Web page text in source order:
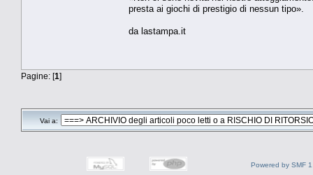
presta ai giochi di prestigio di nessun tipo».
da lastampa.it
Pagine: [1]
Vai a:
Powered by SMF